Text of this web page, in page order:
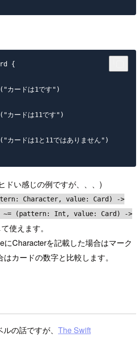
{
カードは1です")
カードは11です")
ードは1と11ではありません")
ドい感じの例ですが、、、)
Character, value: Card) ->
~= (pattern: Int, value: Card) ->
使えます。
にCharacterを記載した場合はマーク
カードの数字と比較します。
の話ですが、 The Swift